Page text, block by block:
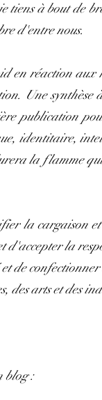
à bout de
d'entre nous.
en réaction
Une
publication
identitaire,
la flamme
la cargaison
d'accepter la
de confectionner
arts et des
blog :